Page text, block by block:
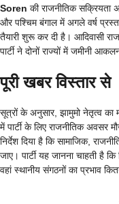
Soren की राजनीतिक
और पश्चिम बंगाल में अगले वर्ष
तैयारी शुरू कर दी है। आदिवासी
पार्टी ने दोनों राज्यों में जमीनी
पूरी खबर विस्तार से
सूत्रों के अनुसार, झामुमो नेतृत्व का
में पार्टी के लिए राजनीतिक
निर्देश दिया है कि सामाजिक,
जाए। पार्टी यह जानना चाहती है
वहां स्थानीय संगठनों का प्रभाव